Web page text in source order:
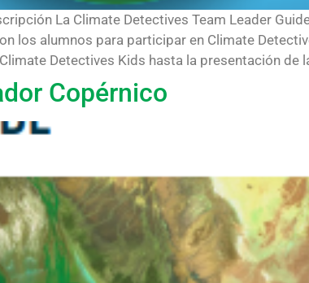
La Climate Detectives Team Leader
los alumnos para participar en Climate
Detectives Kids hasta la presentación de
Copérnico